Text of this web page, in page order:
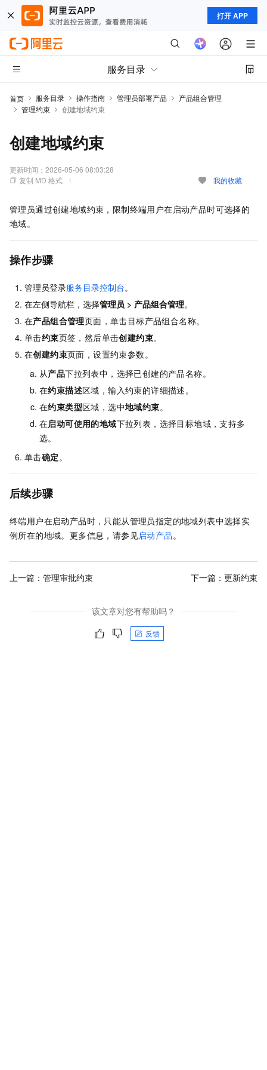
打开 APP
服务目录
首页 服务目录 操作指南 管理员部署产品
产品组合管理
管理约束
创建地域约束
创建地域约束
更新时间： 2026-05-06 08:03:28
复制 MD 格式
我的收藏
管理员通过创建地域约束，限制终端用户在启动产品时可选择的
地域。
操作步骤
管理员登录服务目录控制台。
在左侧导航栏，选择管理员 > 产品组合管理。
在产品组合管理页面，单击目标产品组合名称。
单击约束页签，然后单击创建约束。
在创建约束页面，设置约束参数。
从产品下拉列表中，选择已创建的产品名称。
在约束描述区域，输入约束的详细描述。
在约束类型区域，选中地域约束。
在启动可使用的地域下拉列表，选择目标地域，支持多
选。
单击确定。
后续步骤
终端用户在启动产品时，只能从管理员指定的地域列表中选择实
例所在的地域。更多信息，请参见启动产品。
上一篇： 管理审批约束 下一篇： 更新约束
该文章对您有帮助吗？
反馈